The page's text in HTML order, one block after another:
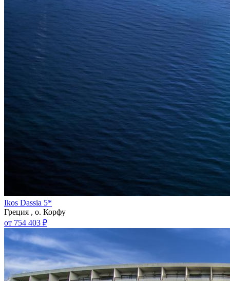
Ikos Dassia 5*
Греция , о. Корфу
от 754 403 ₽